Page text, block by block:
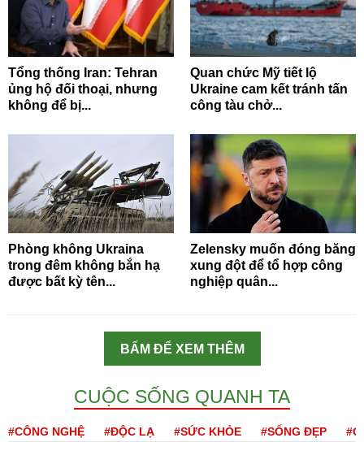
Tổng thống Iran: Tehran
ủng hộ đối thoại, nhưng
không để bị...
Quan chức Mỹ tiết lộ
Ukraine cam kết tránh tấn
công tàu chở...
Phòng không Ukraina
trong đêm không bắn hạ
được bất kỳ tên...
Zelensky muốn đóng băng
xung đột để tổ hợp công
nghiệp quân...
BẤM ĐỂ XEM THÊM
CUỘC SỐNG QUANH TA
#CÔNG NGHỆ #ĐỘC LẠ #SỨC KHỎE #SỐNG ĐẸP